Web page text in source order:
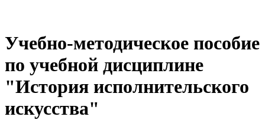
Учебно-методическое пособие
по учебной дисциплине
"История исполнительского
искусства"